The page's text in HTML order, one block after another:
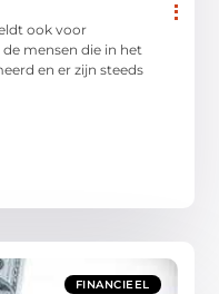
ook voor
mensen die in het
en er zijn steeds
FINANCIEEL